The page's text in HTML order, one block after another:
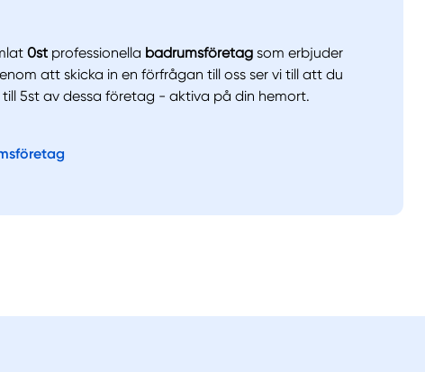
0st professionella badrumsföretag som erbjuder
att skicka in en förfrågan till oss ser vi till att du
5st av dessa företag - aktiva på din hemort.